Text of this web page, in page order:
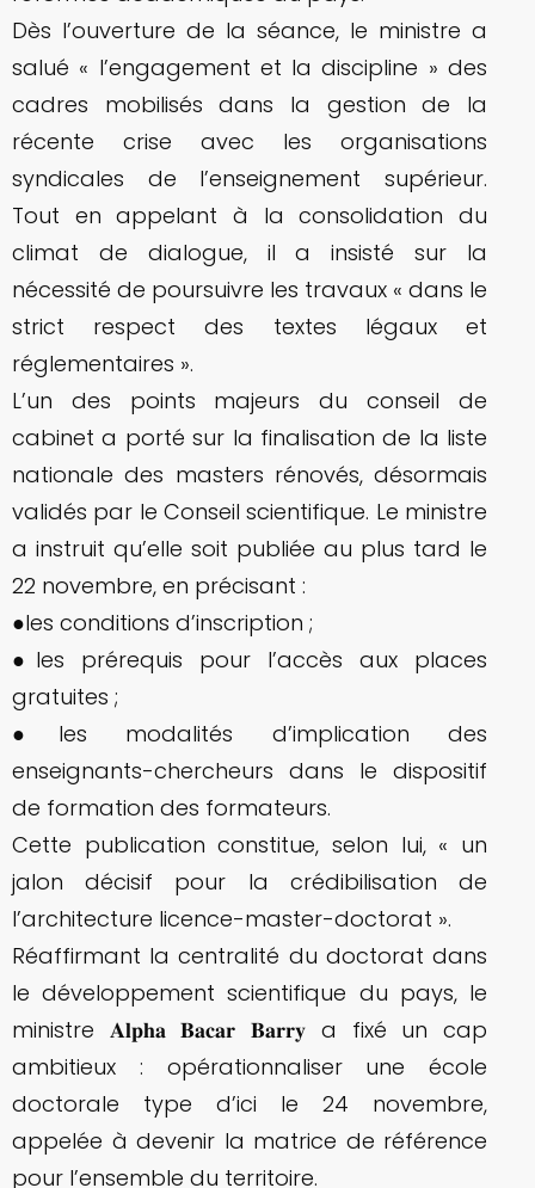
Dès l’ouverture de la séance, le ministre a
salué « l’engagement et la discipline » des
cadres mobilisés dans la gestion de la
récente crise avec les organisations
syndicales de l’enseignement supérieur.
Tout en appelant à la consolidation du
climat de dialogue, il a insisté sur la
nécessité de poursuivre les travaux « dans le
strict respect des textes légaux et
réglementaires ».
L’un des points majeurs du conseil de
cabinet a porté sur la finalisation de la liste
nationale des masters rénovés, désormais
validés par le Conseil scientifique. Le ministre
a instruit qu’elle soit publiée au plus tard le
22 novembre, en précisant :
●les conditions d’inscription ;
●les prérequis pour l’accès aux places
gratuites ;
●les modalités d’implication des
enseignants-chercheurs dans le dispositif
de formation des formateurs.
Cette publication constitue, selon lui, « un
jalon décisif pour la crédibilisation de
l’architecture licence-master-doctorat ».
Réaffirmant la centralité du doctorat dans
le développement scientifique du pays, le
ministre 𝐀𝐥𝐩𝐡𝐚 𝐁𝐚𝐜𝐚𝐫 𝐁𝐚𝐫𝐫𝐲 a fixé un cap
ambitieux : opérationnaliser une école
doctorale type d’ici le 24 novembre,
appelée à devenir la matrice de référence
pour l’ensemble du territoire.